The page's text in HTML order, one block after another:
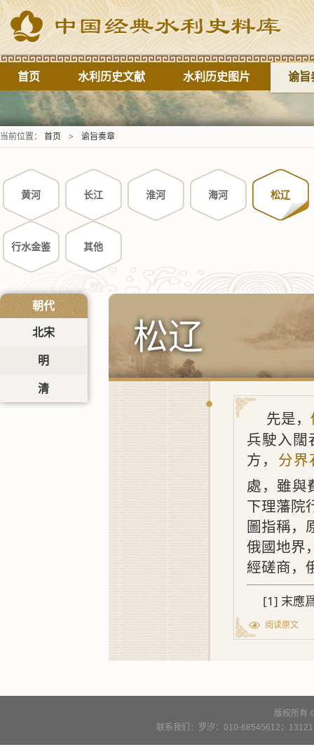
首页 水利历史文献 水利历史图片 谕旨
当前位置： 首页 > 谕旨奏章
黄河 长江 淮河 海河 松辽
行水金鉴 其他
朝代
北宋
明
清
松辽
先是，
兵駛入闊
方，
分界
處，雖與
下理藩院
圖指稱，
俄國地界
經磋商，
[1] 末應
阅读原文
版权所有
联系我们：罗汐：010-68545612；